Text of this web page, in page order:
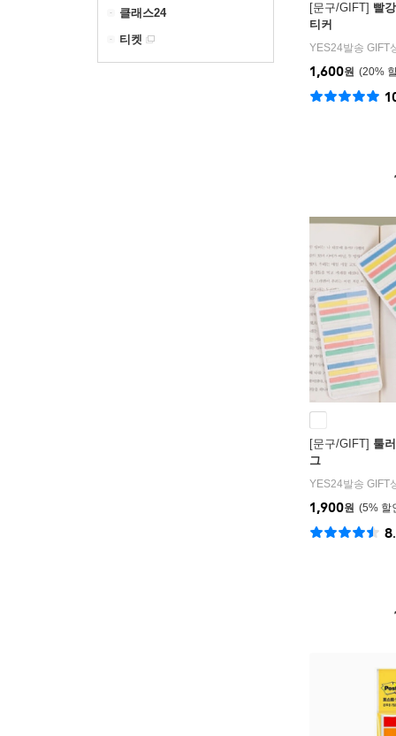
클래스24
티켓
[문구/GIFT] 빨
티커
YES24발송 GIFT
20%
1,600원
[문구/GIFT] 툴
그
YES24발송 GIFT
5%
1,900원